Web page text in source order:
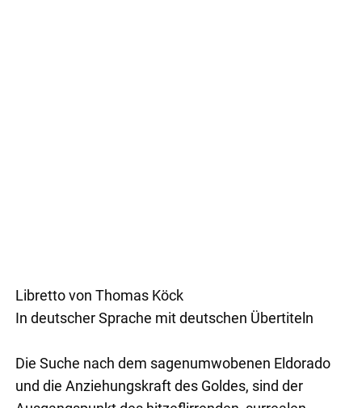
Libretto von Thomas Köck
In deutscher Sprache mit deutschen Übertiteln
Die Suche nach dem sagenumwobenen Eldorado
und die Anziehungskraft des Goldes, sind der